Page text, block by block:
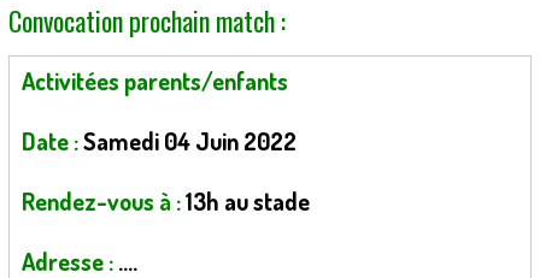
Convocation prochain match :
Activitées parents/enfants
Date :Samedi 04 Juin 2022
Rendez-vous à :13h au stade
Adresse :….